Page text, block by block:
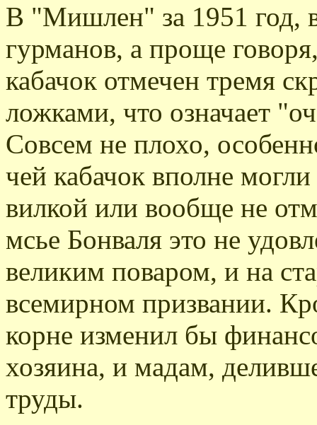
В "Мишлен" за 1951 год,
гурманов, а проще
кабачок отмечен тремя
ложками, что означает
Совсем не плохо,
чей кабачок вполне
вилкой или вообще не
мсье Бонваля это не
великим поваром, и на
всемирном призвании.
корне изменил бы
хозяина, и мадам,
труды.